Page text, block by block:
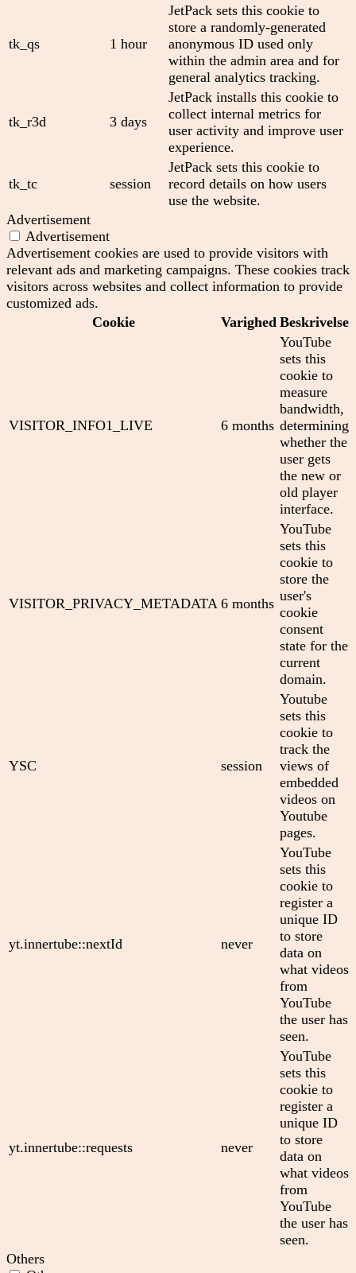
tk_qs 1 hour
JetPack sets this cookie to
store a randomly-generated
anonymous ID used only
within the admin area and for
general analytics tracking.
tk_r3d 3 days
JetPack installs this cookie to
collect internal metrics for
user activity and improve user
experience.
tk_tc session
JetPack sets this cookie to
record details on how users
use the website.
Advertisement
Advertisement
Advertisement cookies are used to provide visitors with
relevant ads and marketing campaigns. These cookies track
visitors across websites and collect information to provide
customized ads.
Cookie
Varighed Beskrivelse
VISITOR_INFO1_LIVE 6 months
YouTube
sets this
cookie to
measure
bandwidth,
determining
whether the
user gets
the new or
old player
interface.
VISITOR_PRIVACY_METADATA 6 months
YouTube
sets this
cookie to
store the
user's
cookie
consent
state for the
current
domain.
YSC session
Youtube
sets this
cookie to
track the
views of
embedded
videos on
Youtube
pages.
yt.innertube::nextId never
YouTube
sets this
cookie to
register a
unique ID
to store
data on
what videos
from
YouTube
the user has
seen.
yt.innertube::requests never
YouTube
sets this
cookie to
register a
unique ID
to store
data on
what videos
from
YouTube
the user has
seen.
Others